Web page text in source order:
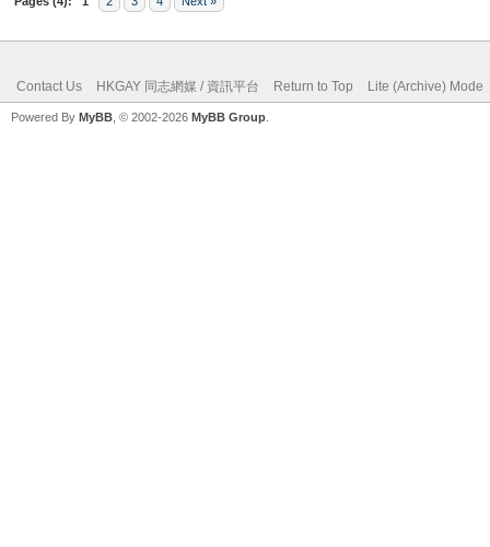
Contact Us HKGAY 同志網媒 / 資訊平台 Return to Top Lite (Archive) Mode
Powered By MyBB , © 2002-2026 MyBB Group